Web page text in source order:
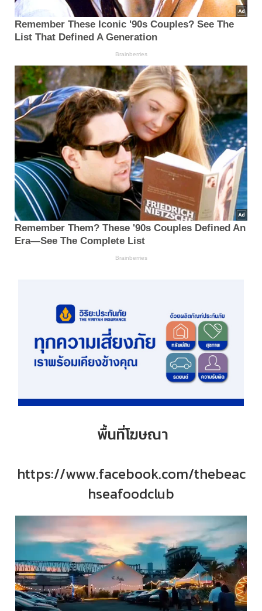
พื้นที่โฆษณา
https://www.facebook.com/thebeac
hseafoodclub